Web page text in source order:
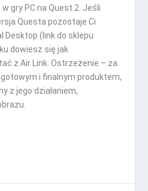
gry PC na Quest 2. Jeśli
Questa pozostaje Ci
Desktop (link do sklepu
dowiesz się jak
z Air Link. Ostrzeżenie – za
i finalnym produktem,
z jego działaniem,